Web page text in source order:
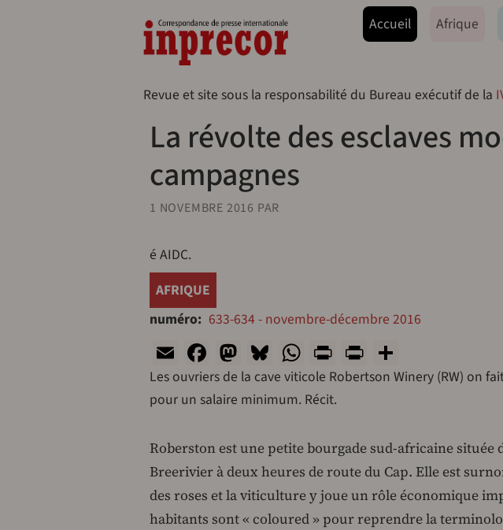
Navegação principal
Accueil Afrique
Revue et site sous la responsabilité du Bureau exécutif de la
La révolte des esclaves
campagnes
1 NOVEMBRE 2016 PAR
é AIDC.
AFRIQUE
numéro
633-634 - novembre-décembre 2016
EmailFacebook
Mastodon
Bluesky
WhatsApp
PrintPrintFriendly
Les ouvriers de la cave viticole Robertson Winery (RW) on
pour un salaire minimum. Récit.
Roberston est une petite bourgade sud-africaine située
Breerivier à deux heures de route du Cap. Elle est
des roses et la viticulture y joue un rôle économique
habitants sont « coloured » pour reprendre la